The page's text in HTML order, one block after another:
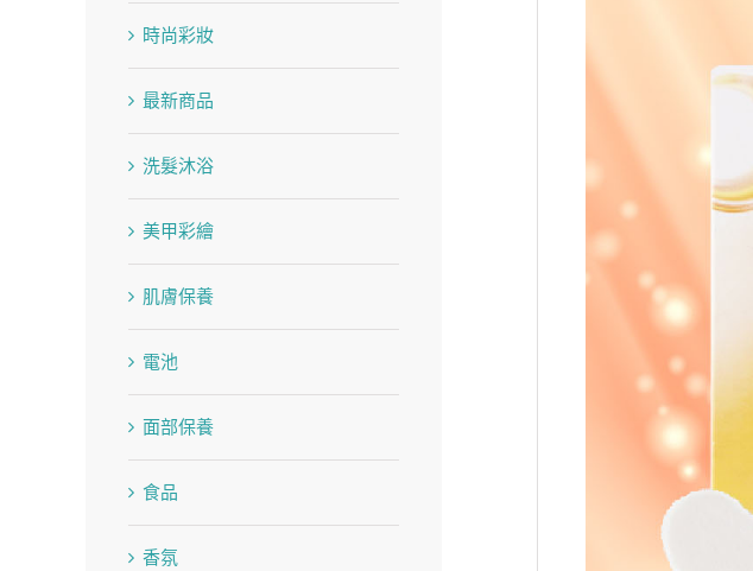
時尚彩妝
最新商品
洗髮沐浴
美甲彩繪
肌膚保養
電池
面部保養
食品
香氛